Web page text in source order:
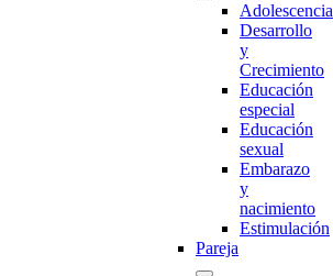
Adolescencia
Desarrollo
y
Crecimiento
Educación
especial
Educación
sexual
Embarazo
y
nacimiento
Estimulación
Pareja